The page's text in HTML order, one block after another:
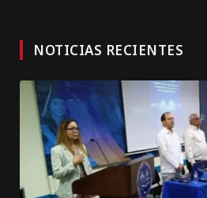
NOTICIAS RECIENTES